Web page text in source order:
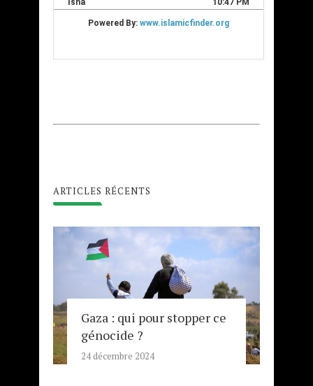
ARTICLES RÉCENTS
Gaza : qui pour stopper ce
génocide ?
24 décembre 2024